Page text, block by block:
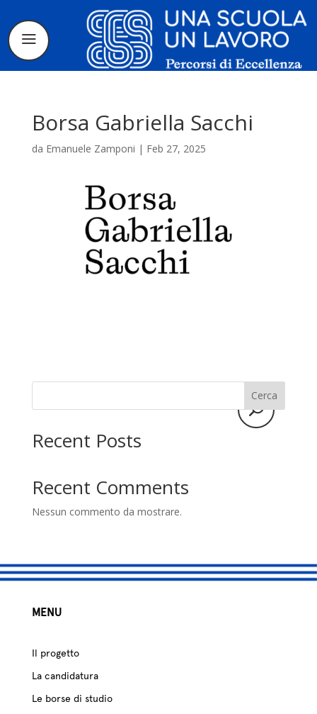
La candidatura
I tirocinanti
Fund raising
Borsa Gabriella Sacchi
da Emanuele Zamponi | Feb 27, 2025
Cerca
Recent Posts
Recent Comments
Nessun commento da mostrare.
MENU
Il progetto
La candidatura
Le borse di studio